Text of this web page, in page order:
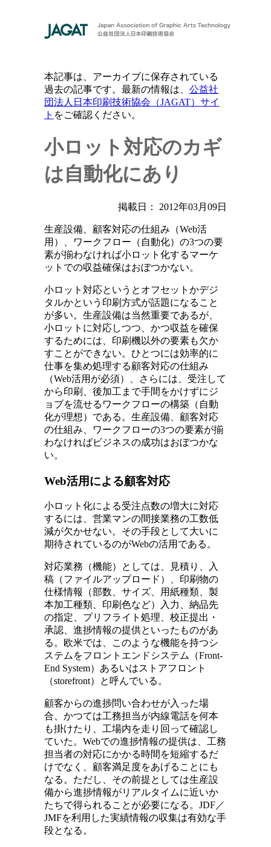
本記事は、アーカイブに保存されている
過去の記事です。最新の情報は、 公益社
団法人日本印刷技術協会（JAGAT）サイ
ト をご確認ください。
小ロット対応のカギ
は自動化にあり
掲載日： 2012年03月09日
生産設備、顧客対応の仕組み（Web活
用）、ワークフロー（自動化）の3つの要
素が揃わなければ小ロット化するマーケ
ットでの収益確保はおぼつかない。
小ロット対応というとオフセットかデジ
タルかという印刷方式が話題になること
が多い。生産設備は当然重要であるが、
小ロットに対応しつつ、かつ収益を確保
するためには、印刷機以外の要素も欠か
すことができない。ひとつには効率的に
仕事を集め処理する顧客対応の仕組み
（Web活用が必須）、さらには、受注して
から印刷、後加工まで手間をかけずにジ
ョブを流せるワークフローの構築（自動
化が理想）である。生産設備、顧客対応
の仕組み、ワークフローの3つの要素が揃
わなければビジネスの成功はおぼつかな
い。
Web活用による顧客対応
小ロット化による受注点数の増大に対応
するには、営業マンの間接業務の工数低
減が欠かせない。その手段として大いに
期待されているのがWebの活用である。
対応業務（機能）としては、見積り、入
稿（ファイルアップロード）、印刷物の
仕様情報（部数、サイズ、用紙種類、製
本加工種類、印刷色など）入力、納品先
の指定、プリフライト処理、校正提出・
承認、進捗情報の提供といったものがあ
る。欧米では、このような機能を持つシ
ステムをフロントエンドシステム（Front-
End System）あるいはストアフロント
（storefront）と呼んでいる。
顧客からの進捗問い合わせが入った場
合、かつては工務担当が内線電話を何本
も掛けたり、工場内を走り回って確認し
ていた。Webでの進捗情報の提供は、工務
担当者の対応にかかる時間を短縮するだ
けでなく、顧客満足度をあげることにも
なる。ただし、その前提としては生産設
備から進捗情報がリアルタイムに近いか
たちで得られることが必要になる。JDF／
JMFを利用した実績情報の収集は有効な手
段となる。